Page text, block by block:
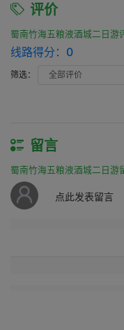
评价
蜀南竹海五粮液酒城二日游
线路得分： 0
筛选：
留言
蜀南竹海五粮液酒城二日游
点此发表留言